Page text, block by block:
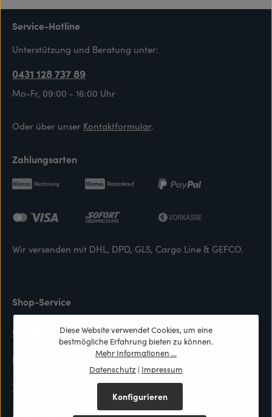
Service-Hotline
Unterstützung und Beratung unter:
0431 128 737 89
Mo-Fr, 09:00 - 16:00 Uhr
Oder über unser Kontaktformular.
Zahlungsarten
Wir versenden mit DHL, DPD, GLS, Cargo Line & GEFCO.
Shop-Service
Cookie Consent
Kontaktformular
Top-Preis Garantie
Zahlung & Versand
Diese Website verwendet Cookies, um eine
bestmögliche Erfahrung bieten zu können.
Mehr Informationen ...
Datenschutz | Impressum
Konfigurieren